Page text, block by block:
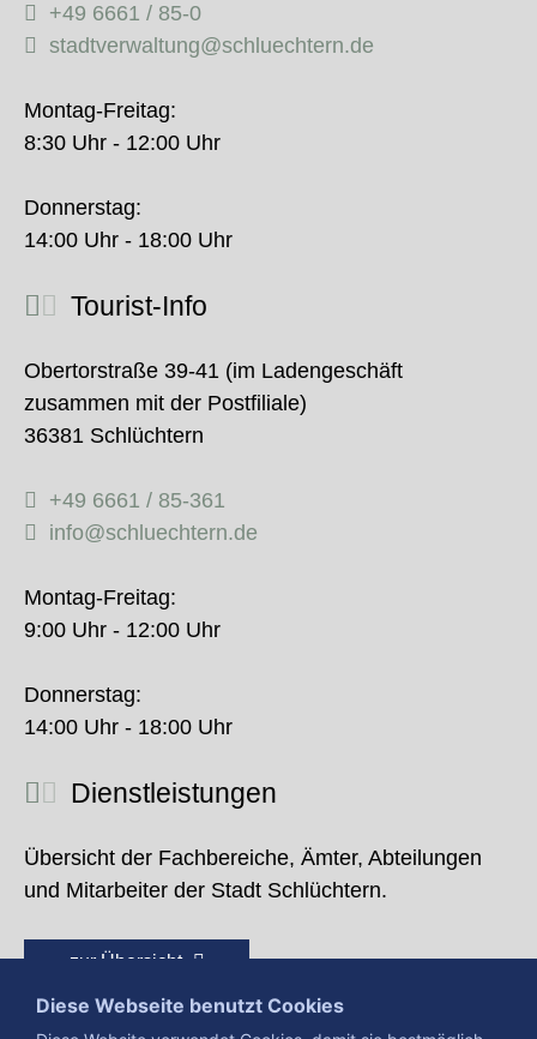
+49 6661 / 85-0
stadtverwaltung@schluechtern.de
Montag-Freitag:
8:30 Uhr - 12:00 Uhr
Donnerstag:
14:00 Uhr - 18:00 Uhr
Tourist-Info
Obertorstraße 39-41 (im Ladengeschäft
zusammen mit der Postfiliale)
36381 Schlüchtern
+49 6661 / 85-361
info@schluechtern.de
Montag-Freitag:
9:00 Uhr - 12:00 Uhr
Donnerstag:
14:00 Uhr - 18:00 Uhr
Dienstleistungen
Übersicht der Fachbereiche, Ämter, Abteilungen
und Mitarbeiter der Stadt Schlüchtern.
zur Übersicht
Diese Webseite benutzt Cookies